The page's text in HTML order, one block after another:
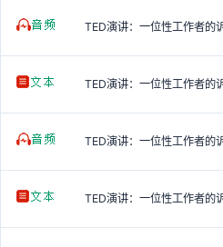
TED演讲：一位性工作者的
TED演讲：一位性工作者的
TED演讲：一位性工作者的
TED演讲：一位性工作者的